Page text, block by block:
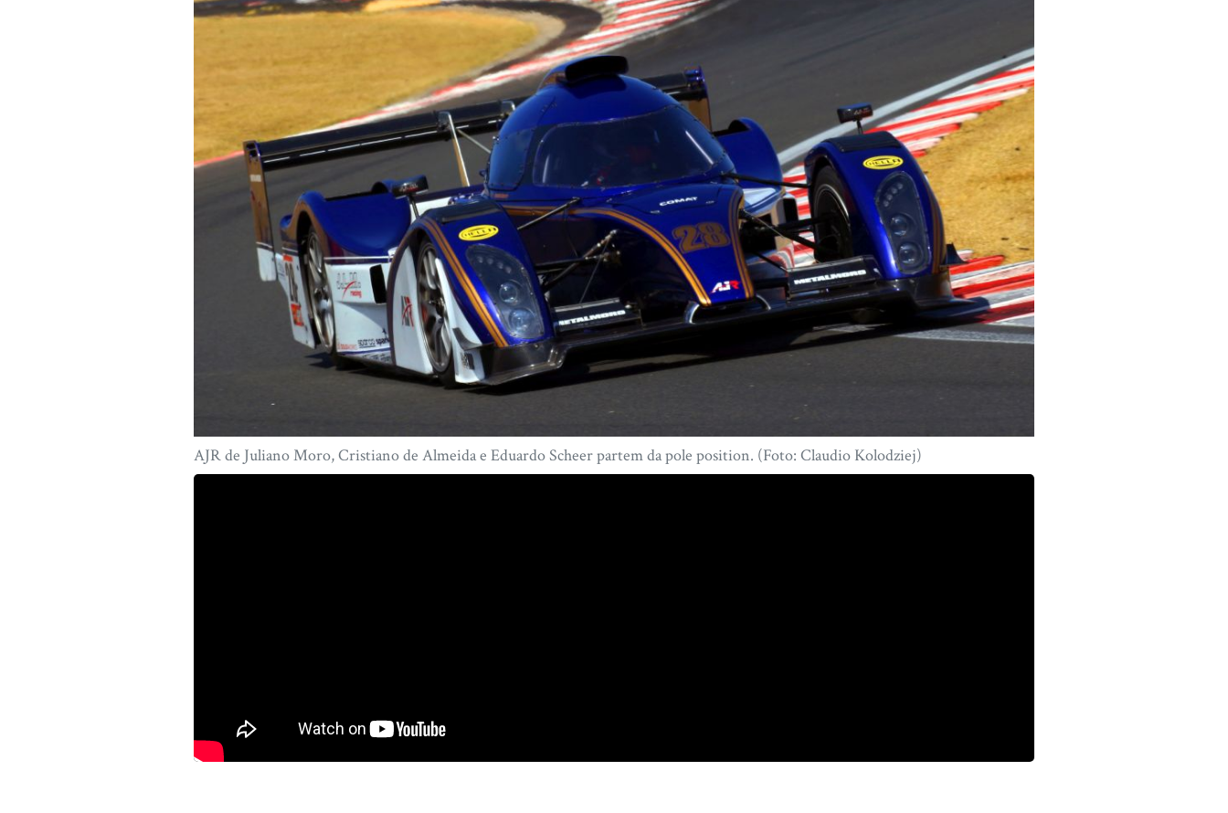
AJR de Juliano Moro, Cristiano de Almeida e Eduardo Scheer partem da pole position. (Foto: Claudio Kolodziej)